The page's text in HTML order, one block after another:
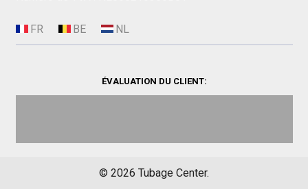
ÉVALUATION DU CLIENT:
© 2026 Tubage Center.